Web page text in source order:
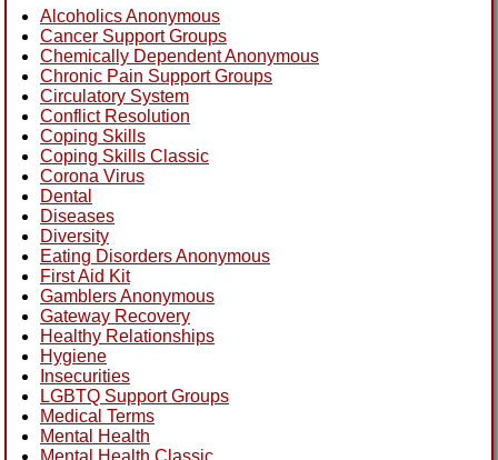
Alcoholics Anonymous
Cancer Support Groups
Chemically Dependent Anonymous
Chronic Pain Support Groups
Circulatory System
Conflict Resolution
Coping Skills
Coping Skills Classic
Corona Virus
Dental
Diseases
Diversity
Eating Disorders Anonymous
First Aid Kit
Gamblers Anonymous
Gateway Recovery
Healthy Relationships
Hygiene
Insecurities
LGBTQ Support Groups
Medical Terms
Mental Health
Mental Health Classic